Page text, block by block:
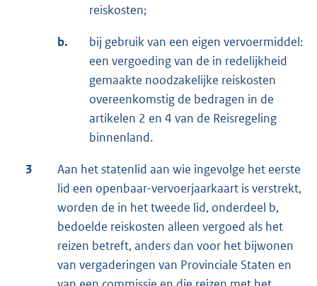
reiskosten;
b.
bij gebruik van een eigen vervoermiddel:
een vergoeding van de in redelijkheid
gemaakte noodzakelijke reiskosten
overeenkomstig de bedragen in de
artikelen 2 en 4 van de Reisregeling
binnenland.
3
Aan het statenlid aan wie ingevolge het eerste
lid een openbaar-vervoerjaarkaart is verstrekt,
worden de in het tweede lid, onderdeel b,
bedoelde reiskosten alleen vergoed als het
reizen betreft, anders dan voor het bijwonen
van vergaderingen van Provinciale Staten en